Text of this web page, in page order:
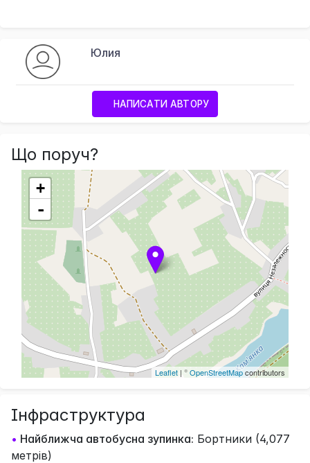
Юлия
НАПИСАТИ АВТОРУ
Що поруч?
+
-
Leaflet | ©OpenStreetMapcontributors
Інфраструктура
• Найближча автобусна зупинка: Бортники (4,077
метрів)